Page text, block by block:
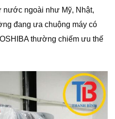
ngoài như Mỹ, Nhật,
đang ưa chuộng máy có
thường chiếm ưu thế